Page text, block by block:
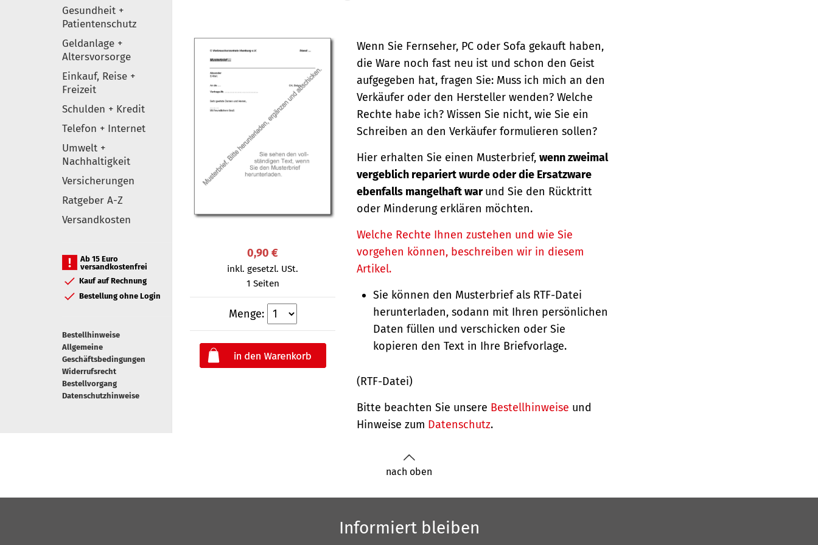
Gesundheit +
Patientenschutz
Geldanlage +
Altersvorsorge
Einkauf, Reise +
Freizeit
Schulden + Kredit
Telefon + Internet
Umwelt +
Nachhaltigkeit
Versicherungen
Ratgeber A-Z
Versandkosten
Ab 15 Euro
versandkostenfrei
Kauf auf Rechnung
Bestellung ohne Login
Bestellhinweise
Allgemeine
Geschäftsbedingungen
Widerrufsrecht
Bestellvorgang
Datenschutzhinweise
0,90 €
inkl. gesetzl. USt.
1 Seiten
Menge:
Wenn Sie Fernseher, PC oder Sofa gekauft haben,
die Ware noch fast neu ist und schon den Geist
aufgegeben hat, fragen Sie: Muss ich mich an den
Verkäufer oder den Hersteller wenden? Welche
Rechte habe ich? Wissen Sie nicht, wie Sie ein
Schreiben an den Verkäufer formulieren sollen?
Hier erhalten Sie einen Musterbrief,wenn zweimal
vergeblich repariert wurde oder die Ersatzware
ebenfalls mangelhaft warund Sie den Rücktritt
oder Minderung erklären möchten.
Welche Rechte Ihnen zustehen und wie Sie
vorgehen können, beschreiben wir in diesem
Artikel.
Sie können den Musterbrief als RTF-Datei
herunterladen, sodann mit Ihren persönlichen
Daten füllen und verschicken oder Sie
kopieren den Text in Ihre Briefvorlage.
(RTF-Datei)
Bitte beachten Sie unsere Bestellhinweise und
Hinweise zum Datenschutz.
nach oben
Informiert bleiben